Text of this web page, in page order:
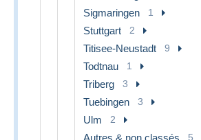
Sigmaringen
1
Stuttgart 2
Titisee-Neustadt 9
Todtnau 1
Triberg 3
Tuebingen 3
Ulm 2
Autres & non classés 5